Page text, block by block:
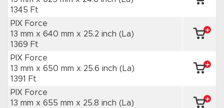
1345 Ft
PIX Force
13 mm x 640 mm x 25.2 inch (La)
1369 Ft
PIX Force
13 mm x 650 mm x 25.6 inch (La)
1391 Ft
PIX Force
13 mm x 655 mm x 25.8 inch (La)